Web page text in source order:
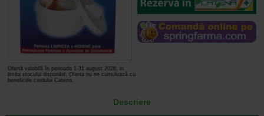
Ofertă valabilă în perioada 1-31 august 2026, in
limita stocului disponibil. Oferta nu se cumulează cu
beneficiile cardului Catena.
Descriere